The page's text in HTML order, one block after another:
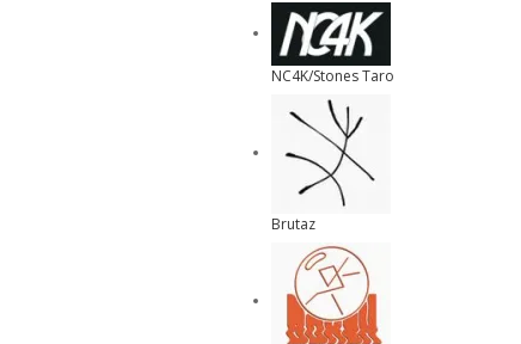
NC4K/Stones Taro
Brutaz